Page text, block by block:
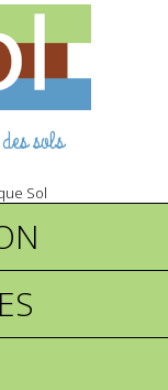
sols
Sol